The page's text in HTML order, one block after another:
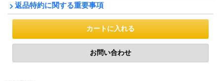
返品特約に関する重要事項